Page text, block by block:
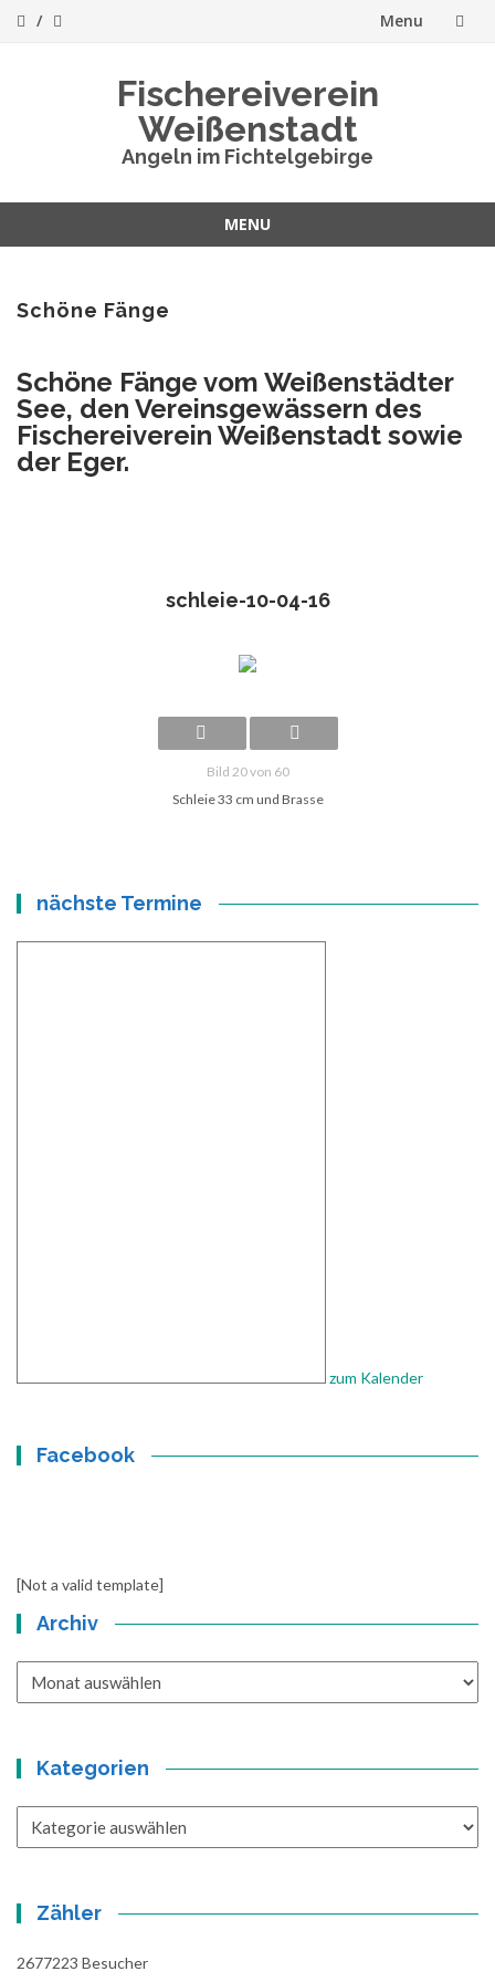
Menu
Fischereiverein
Weißenstadt
Angeln im Fichtelgebirge
MENU
content
Schöne Fänge
Schöne Fänge vom Weißenstädter
See, den Vereinsgewässern des
Fischereiverein Weißenstadt sowie
der Eger.
schleie-10-04-16
Bild 20 von 60
Schleie 33 cm und Brasse
nächste Termine
zum Kalender
Facebook
[Not a valid template]
Archiv
Kategorien
Zähler
2677223 Besucher